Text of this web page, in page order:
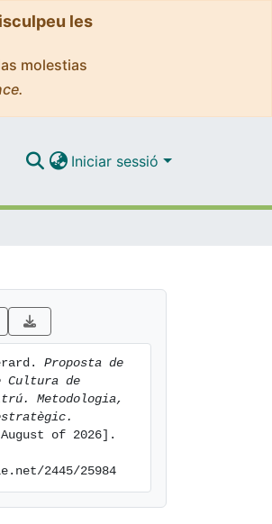
les
molestias
Iniciar sessió
Proposta de
Cultura de
Metodologia,
of 2026].
2445/25984